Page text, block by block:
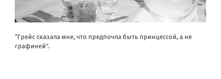
“Грейс сказала мне, что предпочла быть принцессой, а не
графиней”.